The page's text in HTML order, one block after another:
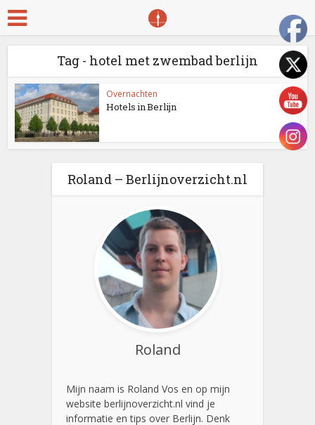
Tag - hotel met zwembad berlijn
Overnachten
Hotels in Berlijn
Roland – Berlijnoverzicht.nl
Roland
Mijn naam is Roland Vos en op mijn
website berlijnoverzicht.nl vind je
informatie en tips over Berlijn. Denk